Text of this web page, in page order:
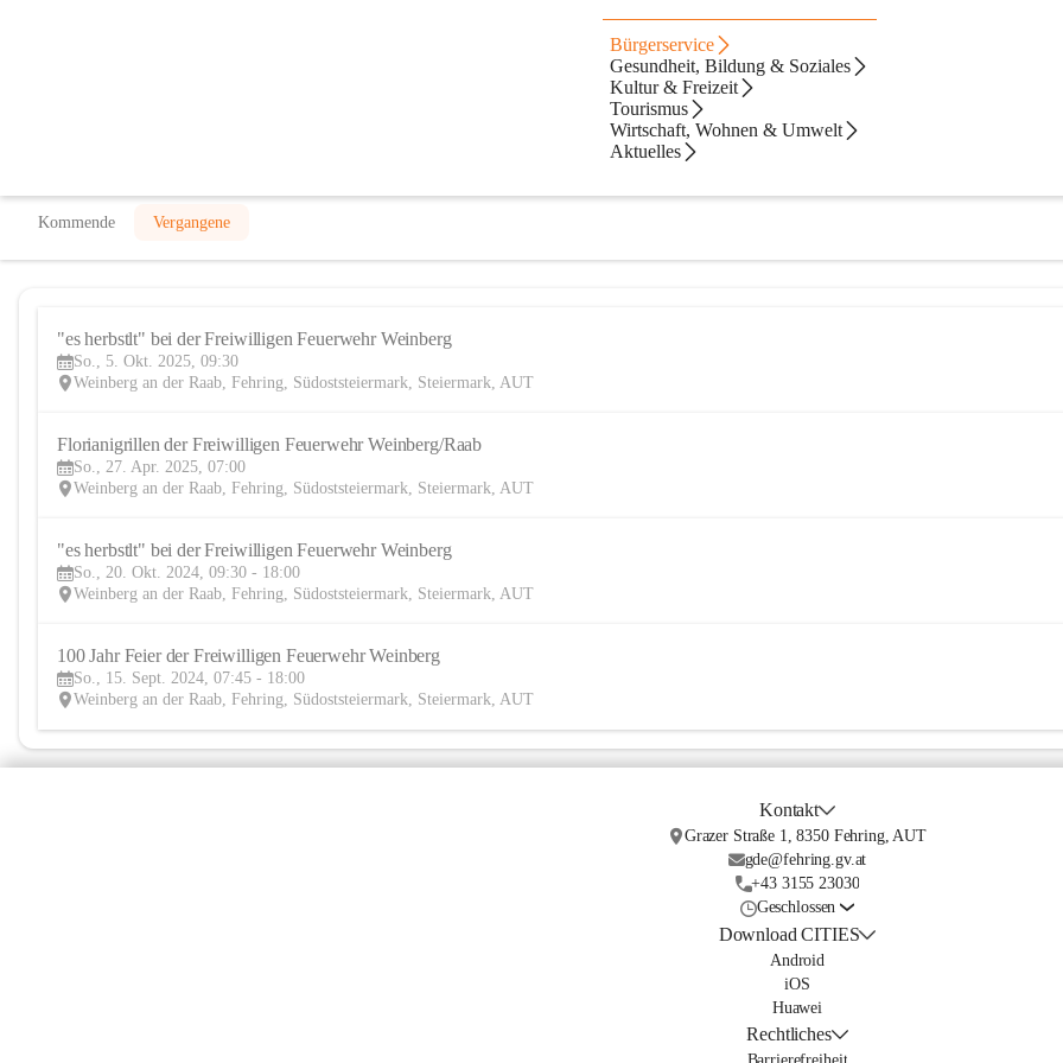
Bürgerservice
Gesundheit, Bildung & Soziales
Kultur & Freizeit
Tourismus
Wirtschaft, Wohnen & Umwelt
Aktuelles
Kommende Vergangene
"es herbstlt" bei der Freiwilligen Feuerwehr Weinberg
So., 5. Okt. 2025, 09:30
Weinberg an der Raab, Fehring, Südoststeiermark, Steiermark, AUT
Florianigrillen der Freiwilligen Feuerwehr Weinberg/Raab
So., 27. Apr. 2025, 07:00
Weinberg an der Raab, Fehring, Südoststeiermark, Steiermark, AUT
"es herbstlt" bei der Freiwilligen Feuerwehr Weinberg
So., 20. Okt. 2024, 09:30 - 18:00
Weinberg an der Raab, Fehring, Südoststeiermark, Steiermark, AUT
100 Jahr Feier der Freiwilligen Feuerwehr Weinberg
So., 15. Sept. 2024, 07:45 - 18:00
Weinberg an der Raab, Fehring, Südoststeiermark, Steiermark, AUT
Kontakt
Grazer Straße 1, 8350 Fehring, AUT
gde@fehring.gv.at
+43 3155 23030
Geschlossen
Download CITIES
Android
iOS
Huawei
Rechtliches